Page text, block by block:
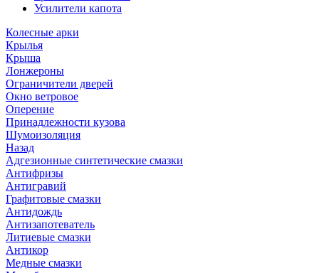
Усилители капота
Колесные арки
Крылья
Крыша
Лонжероны
Ограничители дверей
Окно ветровое
Оперение
Принадлежности кузова
Шумоизоляция
Назад
Адгезионные синтетические смазки
Антифризы
Антигравий
Графитовые смазки
Антидождь
Антизапотеватель
Литиевые смазки
Антикор
Медные смазки